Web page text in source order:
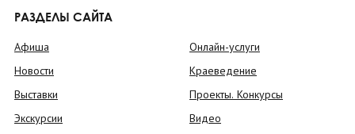
РАЗДЕЛЫ САЙТА
Афиша
Новости
Выставки
Экскурсии
Онлайн-услуги
Краеведение
Проекты. Конкурсы
Видео